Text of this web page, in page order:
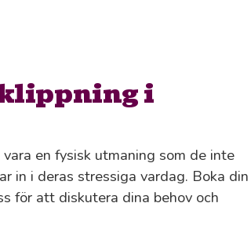
i
en fysisk utmaning som de inte
in i deras stressiga vardag. Boka din
för att diskutera dina behov och